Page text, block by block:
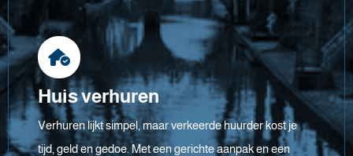
Huis verhuren
Verhuren lijkt simpel, maar verkeerde huurder kost je
tijd, geld en gedoe. Met een gerichte aanpak en een